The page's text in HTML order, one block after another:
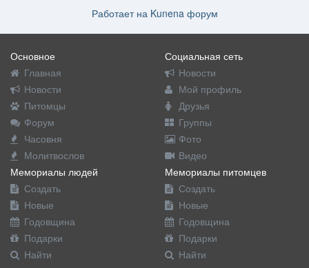
Работает на Kunena форум
Основное
Главная
Новости
Питомцы
Форум
Часовня
Молитвослов
Социальная сеть
Новости
Мой профиль
Друзья
Группы
Фото
Видео
Мемориалы людей
Создать
Новые
Годовщина
Подарки
Найти
Мемориалы питомцев
Создать
Новые
Годовщина
Подарки
Найти